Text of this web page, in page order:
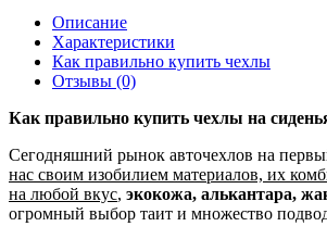
Описание
Характеристики
Как правильно купить чехлы
Отзывы (0)
Как правильно купить чехлы на
Сегодняшний рынок авточехлов на
нас своим изобилием материалов, их
на любой вкус, экокожа, алькантара,
огромный выбор таит и множество